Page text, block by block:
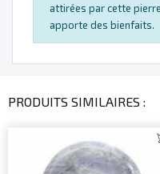
attirées par cette
apporte des bienfaits.
PRODUITS SIMILAIRES :